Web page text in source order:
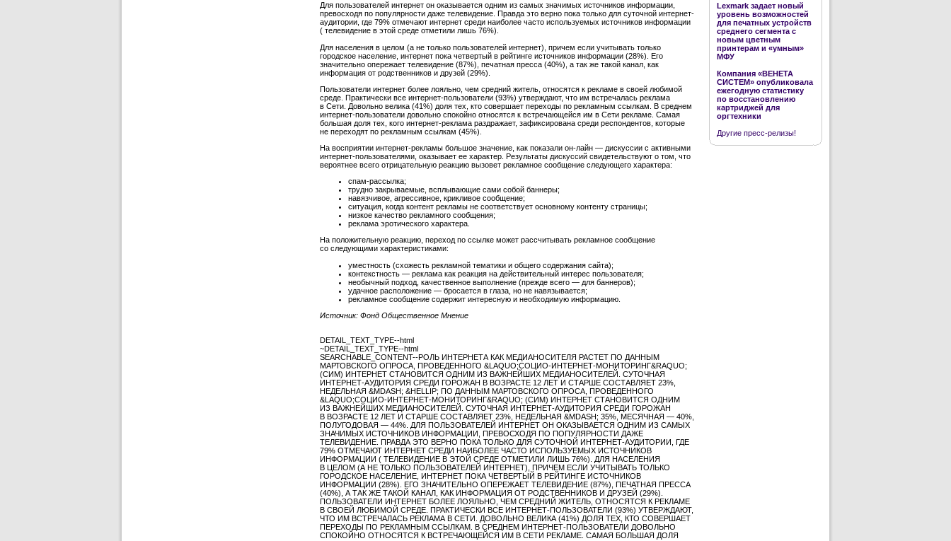
Для пользователей интернет он оказывается одним из самых значимых источников информации,
превосходя по популярности даже телевидение. Правда это верно пока только для суточной интернет-
аудитории, где 79% отмечают интернет среди наиболее часто используемых источников информации
( телевидение в этой среде отметили лишь 76%).
Для населения в целом (а не только пользователей интернет), причем если учитывать только
городское население, интернет пока четвертый в рейтинге источников информации (28%). Его
значительно опережает телевидение (87%), печатная пресса (40%), а так же такой канал, как
информация от родственников и друзей (29%).
Пользователи интернет более лояльно, чем средний житель, относятся к рекламе в своей любимой
среде. Практически все интернет-пользователи (93%) утверждают, что им встречалась реклама
в Сети. Довольно велика (41%) доля тех, кто совершает переходы по рекламным ссылкам. В среднем
интернет-пользователи довольно спокойно относятся к встречающейся им в Сети рекламе. Самая
большая доля тех, кого интернет-реклама раздражает, зафиксирована среди респондентов, которые
не переходят по рекламным ссылкам (45%).
На восприятии интернет-рекламы большое значение, как показали он-лайн — дискуссии с активными
интернет-пользователями, оказывает ее характер. Результаты дискуссий свидетельствуют о том, что
вероятнее всего отрицательную реакцию вызовет рекламное сообщение следующего характера:
спам-рассылка;
трудно закрываемые, всплывающие сами собой баннеры;
навязчивое, агрессивное, крикливое сообщение;
ситуация, когда контент рекламы не соответствует основному контенту страницы;
низкое качество рекламного сообщения;
реклама эротического характера.
На положительную реакцию, переход по ссылке может рассчитывать рекламное сообщение
со следующими характеристиками:
уместность (схожесть рекламной тематики и общего содержания сайта);
контекстность — реклама как реакция на действительный интерес пользователя;
необычный подход, качественное выполнение (прежде всего — для баннеров);
удачное расположение — бросается в глаза, но не навязывается;
рекламное сообщение содержит интересную и необходимую информацию.
Источник: Фонд Общественное Мнение
DETAIL_TEXT_TYPE--html
~DETAIL_TEXT_TYPE--html
SEARCHABLE_CONTENT--РОЛЬ ИНТЕРНЕТА КАК МЕДИАНОСИТЕЛЯ РАСТЕТ ПО ДАННЫМ
МАРТОВСКОГО ОПРОСА, ПРОВЕДЕННОГО &LAQUO;СОЦИО-ИНТЕРНЕТ-МОНИТОРИНГ&RAQUO;
(СИМ) ИНТЕРНЕТ СТАНОВИТСЯ ОДНИМ ИЗ ВАЖНЕЙШИХ МЕДИАНОСИТЕЛЕЙ. СУТОЧНАЯ
ИНТЕРНЕТ-АУДИТОРИЯ СРЕДИ ГОРОЖАН В ВОЗРАСТЕ 12 ЛЕТ И СТАРШЕ СОСТАВЛЯЕТ 23%,
НЕДЕЛЬНАЯ &MDASH; &HELLIP; ПО ДАННЫМ МАРТОВСКОГО ОПРОСА, ПРОВЕДЕННОГО
&LAQUO;СОЦИО-ИНТЕРНЕТ-МОНИТОРИНГ&RAQUO; (СИМ) ИНТЕРНЕТ СТАНОВИТСЯ ОДНИМ
ИЗ ВАЖНЕЙШИХ МЕДИАНОСИТЕЛЕЙ. СУТОЧНАЯ ИНТЕРНЕТ-АУДИТОРИЯ СРЕДИ ГОРОЖАН
В ВОЗРАСТЕ 12 ЛЕТ И СТАРШЕ СОСТАВЛЯЕТ 23%, НЕДЕЛЬНАЯ &MDASH; 35%, МЕСЯЧНАЯ — 40%,
ПОЛУГОДОВАЯ — 44%. ДЛЯ ПОЛЬЗОВАТЕЛЕЙ ИНТЕРНЕТ ОН ОКАЗЫВАЕТСЯ ОДНИМ ИЗ САМЫХ
ЗНАЧИМЫХ ИСТОЧНИКОВ ИНФОРМАЦИИ, ПРЕВОСХОДЯ ПО ПОПУЛЯРНОСТИ ДАЖЕ
ТЕЛЕВИДЕНИЕ. ПРАВДА ЭТО ВЕРНО ПОКА ТОЛЬКО ДЛЯ СУТОЧНОЙ ИНТЕРНЕТ-АУДИТОРИИ, ГДЕ
79% ОТМЕЧАЮТ ИНТЕРНЕТ СРЕДИ НАИБОЛЕЕ ЧАСТО ИСПОЛЬЗУЕМЫХ ИСТОЧНИКОВ
ИНФОРМАЦИИ ( ТЕЛЕВИДЕНИЕ В ЭТОЙ СРЕДЕ ОТМЕТИЛИ ЛИШЬ 76%). ДЛЯ НАСЕЛЕНИЯ
В ЦЕЛОМ (А НЕ ТОЛЬКО ПОЛЬЗОВАТЕЛЕЙ ИНТЕРНЕТ), ПРИЧЕМ ЕСЛИ УЧИТЫВАТЬ ТОЛЬКО
ГОРОДСКОЕ НАСЕЛЕНИЕ, ИНТЕРНЕТ ПОКА ЧЕТВЕРТЫЙ В РЕЙТИНГЕ ИСТОЧНИКОВ
ИНФОРМАЦИИ (28%). ЕГО ЗНАЧИТЕЛЬНО ОПЕРЕЖАЕТ ТЕЛЕВИДЕНИЕ (87%), ПЕЧАТНАЯ ПРЕССА
(40%), А ТАК ЖЕ ТАКОЙ КАНАЛ, КАК ИНФОРМАЦИЯ ОТ РОДСТВЕННИКОВ И ДРУЗЕЙ (29%).
ПОЛЬЗОВАТЕЛИ ИНТЕРНЕТ БОЛЕЕ ЛОЯЛЬНО, ЧЕМ СРЕДНИЙ ЖИТЕЛЬ, ОТНОСЯТСЯ К РЕКЛАМЕ
В СВОЕЙ ЛЮБИМОЙ СРЕДЕ. ПРАКТИЧЕСКИ ВСЕ ИНТЕРНЕТ-ПОЛЬЗОВАТЕЛИ (93%) УТВЕРЖДАЮТ,
ЧТО ИМ ВСТРЕЧАЛАСЬ РЕКЛАМА В СЕТИ. ДОВОЛЬНО ВЕЛИКА (41%) ДОЛЯ ТЕХ, КТО СОВЕРШАЕТ
ПЕРЕХОДЫ ПО РЕКЛАМНЫМ ССЫЛКАМ. В СРЕДНЕМ ИНТЕРНЕТ-ПОЛЬЗОВАТЕЛИ ДОВОЛЬНО
СПОКОЙНО ОТНОСЯТСЯ К ВСТРЕЧАЮЩЕЙСЯ ИМ В СЕТИ РЕКЛАМЕ. САМАЯ БОЛЬШАЯ ДОЛЯ
Lexmark задает новый
уровень возможностей
для печатных устройств
среднего сегмента с
новым цветным
принтерам и «умным»
МФУ
Компания «ВЕНЕТА
СИСТЕМ» опубликовала
ежегодную статистику
по восстановлению
картриджей для
оргтехники
Другие пресс-релизы!